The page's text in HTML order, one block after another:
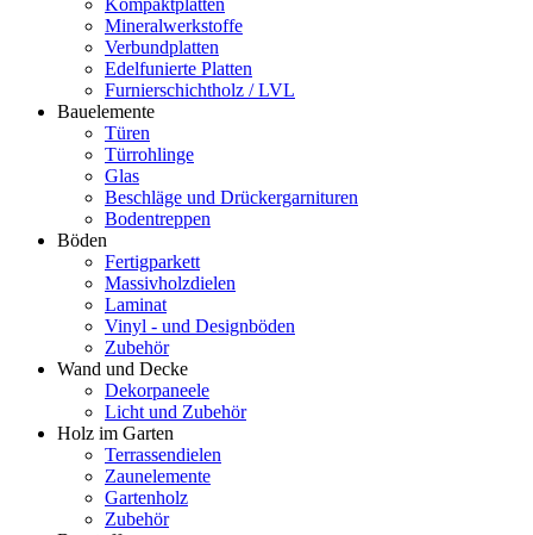
Kompaktplatten
Mineralwerkstoffe
Verbundplatten
Edelfunierte Platten
Furnierschichtholz / LVL
Bauelemente
Türen
Türrohlinge
Glas
Beschläge und Drückergarnituren
Bodentreppen
Böden
Fertigparkett
Massivholzdielen
Laminat
Vinyl - und Designböden
Zubehör
Wand und Decke
Dekorpaneele
Licht und Zubehör
Holz im Garten
Terrassendielen
Zaunelemente
Gartenholz
Zubehör